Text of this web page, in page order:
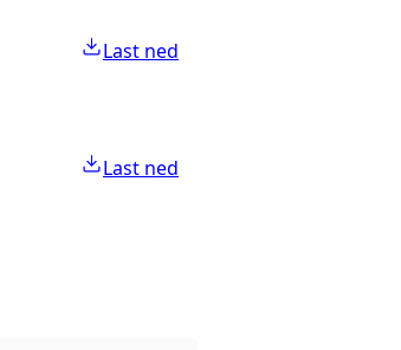
Last ned
Last ned